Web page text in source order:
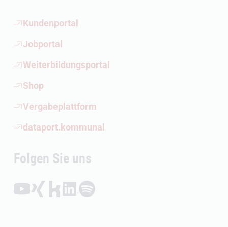
Kundenportal
(Öffnet externen Link)
Jobportal
(Öffnet externen Link)
Weiterbildungsportal
(Öffnet externen Link)
Shop
(Öffnet externen Link)
Vergabeplattform
(Öffnet externen Link)
dataport.kommunal
(Öffnet externen Link)
Folgen Sie uns
Folgen auf YouTube (Öffnet externen Link)
Folgen auf Xing (Öffnet externen Link)
Folgen auf Kununu (Öffnet externen Link)
Folgen auf LinkedIn (Öffnet externen Link)
Folgen auf Spotify (Öffnet externen Link)